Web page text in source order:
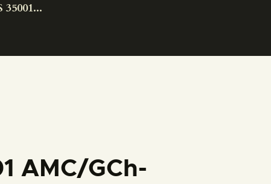
AMC/GCh-